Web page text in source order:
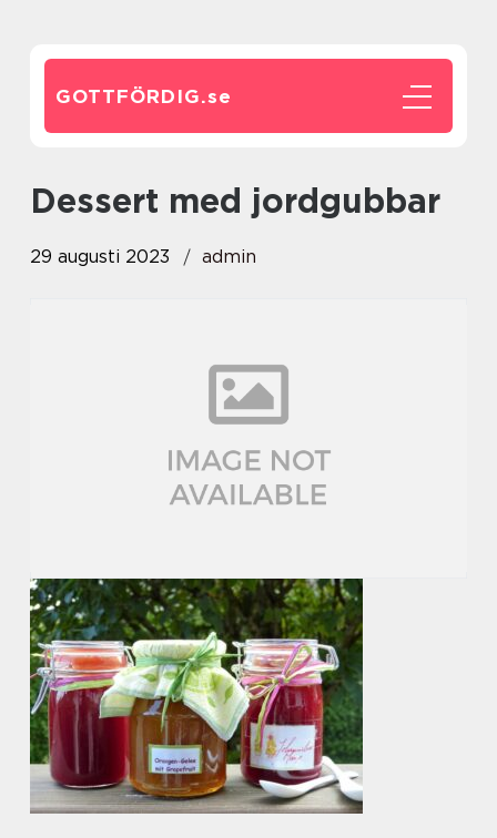
GOTTFÖRDIG.se
dessert med jordgubbar
29 augusti 2023 admin